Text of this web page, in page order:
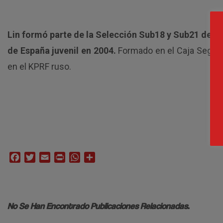
Lin formó parte de la Selección Sub18 y Sub21 de
de España juvenil en 2004. Formado en el Caja
en el KPRF ruso.
FacebookTwitterEmail Print WhatsApp
No Se Han Encontrado Publicaciones Relacionadas.